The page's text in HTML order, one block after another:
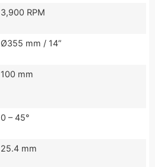
3,900 RPM
Ø355 mm / 14”
100 mm
0 – 45°
25.4 mm